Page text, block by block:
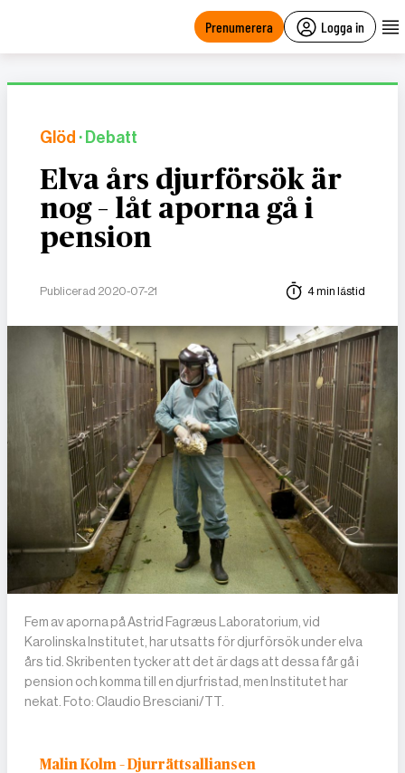
Prenumerera Logga in
Glöd · Debatt
Elva års djurförsök är
nog – låt aporna gå i
pension
Publicerad 2020-07-21 4 min lästid
Fem av aporna på Astrid Fagræus Laboratorium, vid
Karolinska Institutet, har utsatts för djurförsök under elva
års tid. Skribenten tycker att det är dags att dessa får gå i
pension och komma till en djurfristad, men Institutet har
nekat. Foto: Claudio Bresciani/TT.
Malin Kolm – Djurrättsalliansen